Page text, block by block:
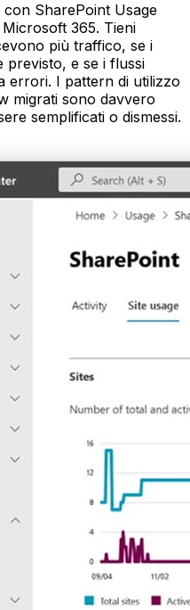
SharePoint Usage
Microsoft 365. Tieni
più traffico, se i
e se i flussi
errori. I pattern di utilizzo
migrati sono davvero
semplificati o dismessi.